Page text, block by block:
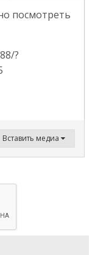
посмотреть
?
Вставить медиа